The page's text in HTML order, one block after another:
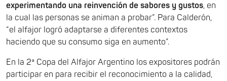
experimentando una reinvención de sabores y gustos, en
la cual las personas se animan a probar”. Para Calderón,
“el alfajor logró adaptarse a diferentes contextos
haciendo que su consumo siga en aumento”.
En la 2ª Copa del Alfajor Argentino los expositores podrán
participar en para recibir el reconocimiento a la calidad,